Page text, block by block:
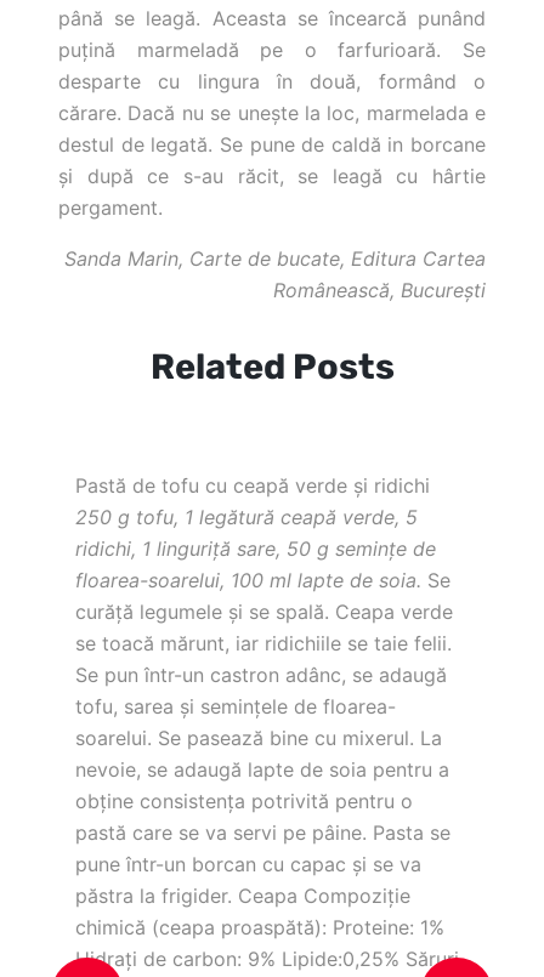
până se leagă. Aceasta se încearcă punând
puţină marmeladă pe o farfurioară. Se
desparte cu lingura în două, formând o
cărare. Dacă nu se uneşte la loc, marmelada e
destul de legată. Se pune de caldă in borcane
şi după ce s-au răcit, se leagă cu hârtie
pergament.
Sanda Marin, Carte de bucate, Editura Cartea
Românească, Bucureşti
Related Posts
Pastă de tofu cu ceapă verde şi ridichi
250 g tofu, 1 legătură ceapă verde, 5
ridichi, 1 linguriţă sare, 50 g seminţe de
floarea-soarelui, 100 ml lapte de soia. Se
curăţă legumele şi se spală. Ceapa verde
se toacă mărunt, iar ridichiile se taie felii.
Se pun într-un castron adânc, se adaugă
tofu, sarea şi seminţele de floarea-
soarelui. Se pasează bine cu mixerul. La
nevoie, se adaugă lapte de soia pentru a
obţine consistenţa potrivită pentru o
pastă care se va servi pe pâine. Pasta se
pune într-un borcan cu capac şi se va
păstra la frigider. Ceapa Compoziţie
chimică (ceapa proaspătă): Proteine: 1%
Hidraţi de carbon: 9% Lipide:0,25% Săruri